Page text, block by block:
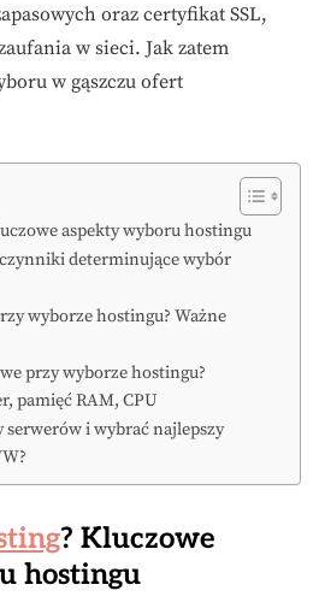
oraz certyfikat SSL,
w sieci. Jak zatem
w gąszczu ofert
aspekty wyboru hostingu
determinujące wybór
wyborze hostingu? Ważne
przy wyborze hostingu?
pamięć RAM, CPU
i wybrać najlepszy
? Kluczowe
hostingu